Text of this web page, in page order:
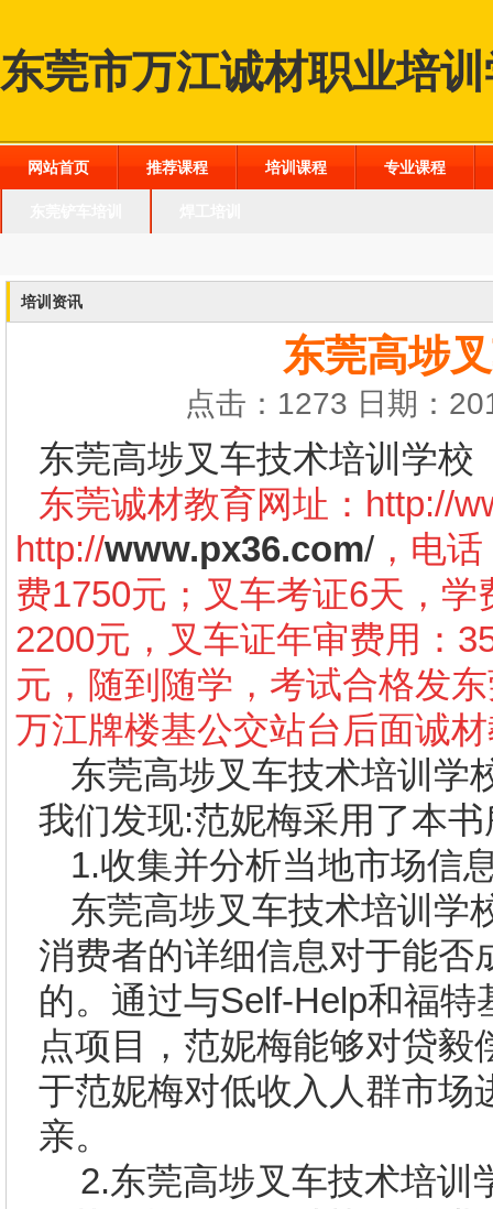
东莞市万江诚材职业培
网站首页 推荐课程 培训课程 专业课程
培训资讯
东莞高埗
点击：1273 日期：
东莞高埗叉车技术培训学校
东莞诚材教育网址： http://
http://www.px36.com/ ，电
费1750元；叉车考证6天，
2200元，叉车证年审费用：
元，随到随学，考试合格发
万江牌楼基公交站台后面诚
东莞高埗叉车技术培训学
我们发现:范妮梅采用了本
1.收集并分析当地市场信
东莞高埗叉车技术培训学
消费者的详细信息对于能否
的。通过与Self-Help和福特
点项目，范妮梅能够对贷
于范妮梅对低收入人群市场
亲。
2.东莞高埗叉车技术培训